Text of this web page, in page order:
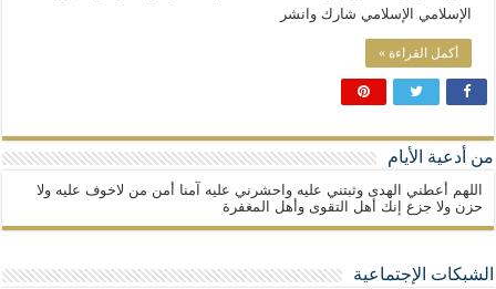
الإسلامي الإسلامي شارك وانشر
أكمل القراءة »
من أدعية الأيام
اللهم أعطني الهدى وثبتني عليه واحشرني عليه آمنا أمن من لاخوف عليه ولا
حزن ولا جزع إنك أهل التقوى وأهل المغفرة
الشبكات الإجتماعية